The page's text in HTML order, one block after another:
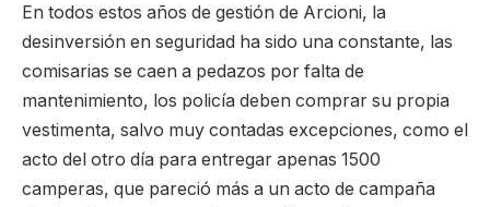
En todos estos años de gestión de Arcioni, la
desinversión en seguridad ha sido una constante, las
comisarias se caen a pedazos por falta de
mantenimiento, los policía deben comprar su propia
vestimenta, salvo muy contadas excepciones, como el
acto del otro día para entregar apenas 1500
camperas, que pareció más a un acto de campaña